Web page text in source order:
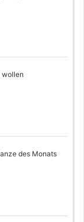
wollen
des Monats